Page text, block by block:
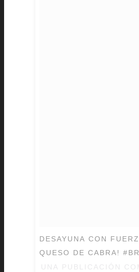
DESAYUNA CON
QUESO DE CABRA!